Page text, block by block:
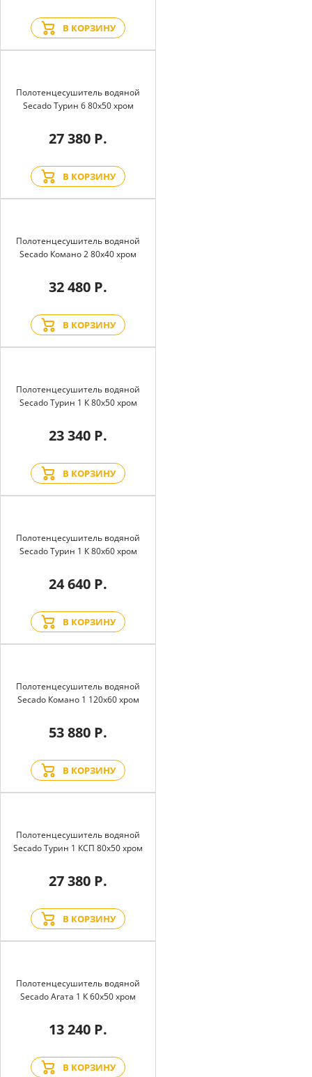
В КОРЗИНУ
Полотенцесушитель водяной
Secado Турин 6 80x50 хром
27 380 Р.
В КОРЗИНУ
Полотенцесушитель водяной
Secado Комано 2 80x40 хром
32 480 Р.
В КОРЗИНУ
Полотенцесушитель водяной
Secado Турин 1 К 80x50 хром
23 340 Р.
В КОРЗИНУ
Полотенцесушитель водяной
Secado Турин 1 К 80x60 хром
24 640 Р.
В КОРЗИНУ
Полотенцесушитель водяной
Secado Комано 1 120x60 хром
53 880 Р.
В КОРЗИНУ
Полотенцесушитель водяной
Secado Турин 1 КСП 80x50 хром
27 380 Р.
В КОРЗИНУ
Полотенцесушитель водяной
Secado Агата 1 К 60x50 хром
13 240 Р.
В КОРЗИНУ